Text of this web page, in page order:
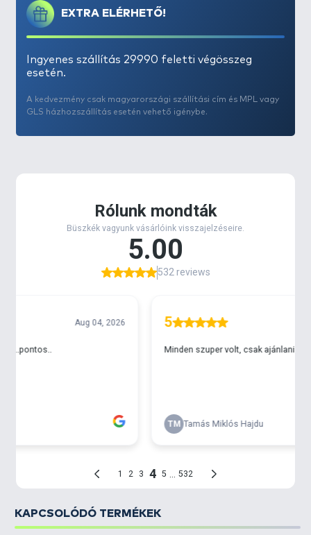
EXTRA ELÉRHETŐ!
Ingyenes szállítás 29990 feletti végösszeg
esetén.
A kedvezmény csak magyarországi szállítási cím és MPL vagy
GLS házhozszállítás esetén vehető igénybe.
KAPCSOLÓDÓ TERMÉKEK